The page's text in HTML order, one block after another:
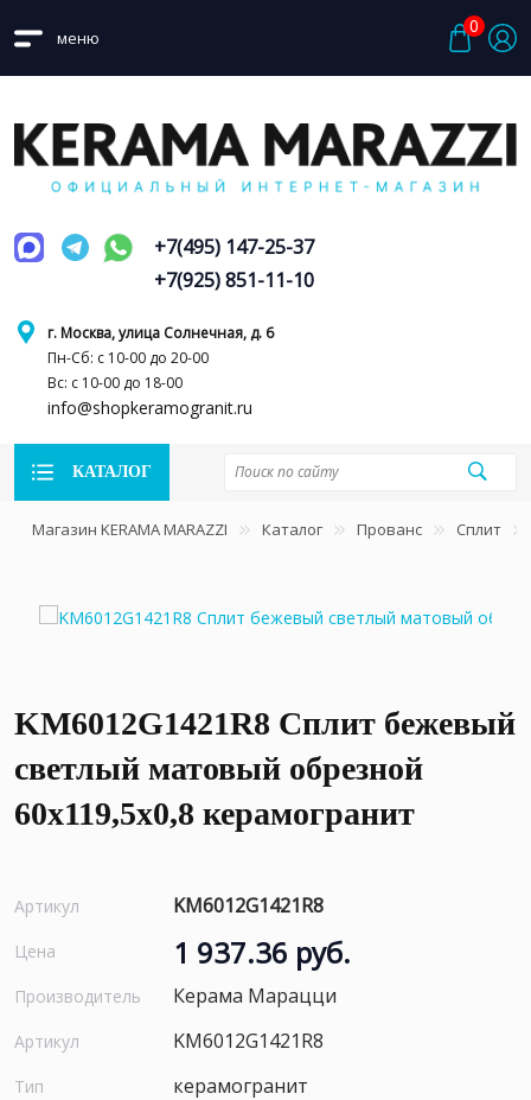
меню
0
г. Москва, улица Солнечная, д. 6
Пн-Сб: с 10-00 до 20-00
Вс: с 10-00 до 18-00
info@shopkeramogranit.ru
+7(495) 147-25-37
+7(925) 851-11-10
КАТАЛОГ
Магазин KERAMA MARAZZI Каталог Прованс Сплит
KM6012G1421R8 Сплит бежевый
светлый матовый обрезной
60x119,5x0,8 керамогранит
Артикул KM6012G1421R8
Цена 1 937.36 руб.
Производитель Керама Марацци
Артикул KM6012G1421R8
Тип керамогранит